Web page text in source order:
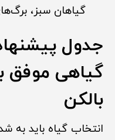
گیاهان سبز،
جدول
گیاهی
بالکن
انتخاب گیاه باید به